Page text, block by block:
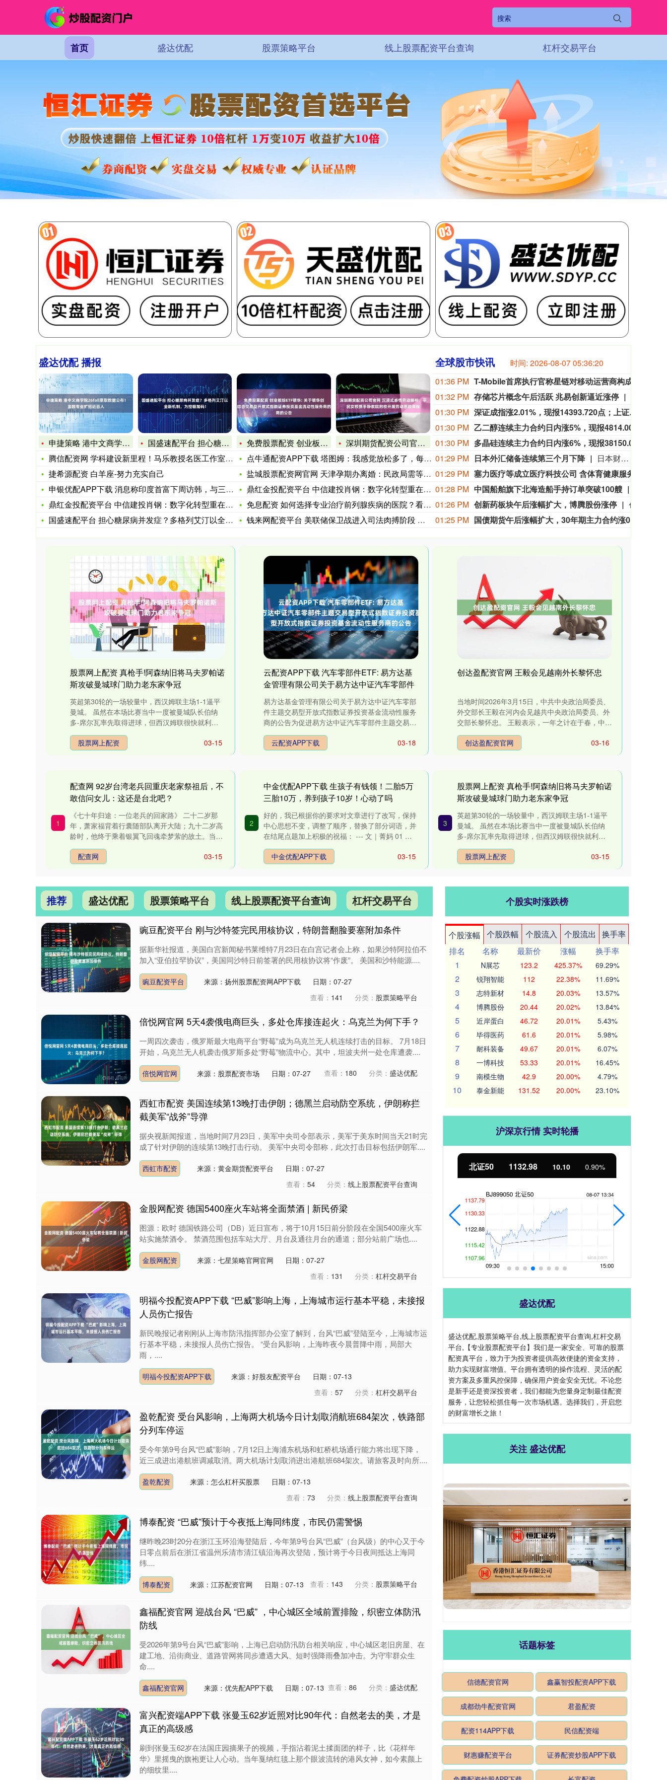
首页 盛达优配 股票策略平台 线上股票配资平台查询 杠杆交易平台
盛达优配 播报
申捷策略 港中文商学院26fall录取数据公布！金融专业扩招
国盛速配平台 担心糖尿病并发症？多格列艾汀以全新机制，为控糖
腾信配资网 学科建设新里程！马乐教授名医工作室在郑州科大男科
捷希源配资 白羊座-努力充实自己
申银优配APP下载 消息称印度首富下周访韩，与三星电子李在镕
鼎红金投配资平台 中信建投肖钢：数字化转型重在“转”，智能化
国盛速配平台 担心糖尿病并发症？多格列艾汀以全新机制，为控糖
免费股票配资 创业板综ETF银华: 关于银华创业板综合交易型
深圳期货配资公司官网 沉浸式感悟劳动精神，平民女校携手静教院
点牛通配资APP下载 塔图姆：我感觉放松多了，每场比赛有越来
盐城股票配资网官网 天津孕期办离婚：民政局需等30天冷静期吗
鼎红金投配资平台 中信建投肖钢：数字化转型重在“转”，智能化
免息配资 如何选择专业治疗前列腺疾病的医院？看这里！
钱来网配资平台 美联储保卫战进入司法肉搏阶段 法院成最后防线
全球股市快讯 时间: 2026-08-07 05:36:22
01:36 PM
01:32 PM 存储芯片概念午后活跃 兆易创新逼近涨停
01:30 PM
深证成指涨2.01%，现报14393.720点；上证指数涨0.71%，现报3928.044点；创业板指涨2.78%，现报3613.465点。
01:30 PM
01:30 PM
01:29 PM 日本外汇储备连续第三个月下降
日本财务省7日公布的数据显示，截至今年7月末，日本外汇储备约为1.29万亿美元，较6月末减少3.77亿美元，为连续第三个月下降。日本财务省表示，外汇储备减少的原因是美国国债收益率上升，导致日本持有的美国国债等债券市值下降。数据显示，截至7月末，日本外汇储备中的证券资产约为9273.32亿美元，较6月末减少12.5亿美元。由于日本政府和央行7月底干预日元汇率，外汇储备变化受到市场关注。日本财务省表示，从交易达成到结算需要数天时间。因此，7月底干预汇率的影响尚未反映在此次统计数据中。（新华社）
01:29 PM
01:28 PM 中国船舶旗下北海造船手持订单突破100艘
01:26 PM 创新药板块午后涨幅扩大，博腾股份涨停
01:25 PM
股票网上配资 真枪手!阿森纳旧将马夫罗帕诺
斯攻破曼城球门助力老东家争冠
英超第30轮的一场较量中，西汉姆联主场1-1逼平
曼城。 虽然在本场比赛当中一度被曼城队长伯纳
多-席尔瓦率先取得进球，但西汉姆联很快就利用
一次角球机会还以颜色，马....
03-15
股票网上配资
云配资APP下载 汽车零部件ETF: 易方达基
金管理有限公司关于易方达中证汽车零部件
主题交易型开放式指数证券投资基金流动性
服务商的公告
易方达基金管理有限公司关于易方达中证汽车零部
件主题交易型开放式指数证券投资基金流动性服务
商的公告为促进易方达中证汽车零部件主题交易型
开放式指数证券投资基金（以下....
03-18
云配资APP下载
创达盈配资官网 王毅会见越南外长黎怀忠
当地时间2026年3月15日，中共中央政治局委员、
外交部长王毅在河内会见越共中央政治局委员、外
交部长黎怀忠。 王毅表示，一年之计在于春，中方
在中国全国两会结束后....
03-16
创达盈配资官网
1
配查网 92岁台湾老兵回重庆老家祭祖后，不
敢信问女儿：这还是台北吧？
《七十年归途：一位老兵的回家路》 二十二岁那
年，萧家福背着行囊随部队离开大陆；九十二岁高
龄时，他终于乘着银翼飞回魂牵梦萦的故土。当飞
机降落在重庆江北国际机场，舷....
03-15
配查网
2
中金优配APP下载 生孩子有钱领！二胎5万
三胎10万，养到孩子10岁！心动了吗
好的，我已根据你的要求对文章进行了改写，保持
中心思想不变，调整了顺序，替换了部分词语，并
在结尾点题加上积极的祝福： --- 文｜菁妈 01 常
听老人们说“有人才....
03-15
中金优配APP下载
3
股票网上配资 真枪手!阿森纳旧将马夫罗帕诺
斯攻破曼城球门助力老东家争冠
英超第30轮的一场较量中，西汉姆联主场1-1逼平
曼城。 虽然在本场比赛当中一度被曼城队长伯纳
多-席尔瓦率先取得进球，但西汉姆联很快就利用
一次角球机会还以颜色，马....
03-15
股票网上配资
推荐 盛达优配 股票策略平台 线上股票配资平台查询 杠杆交易平台
豌豆配资平台 刚与沙特签完民用核协议，特朗普翻脸要塞附加条件
据新华社报道，美国白宫新闻秘书莱维特7月23日在白宫记者会上称，如果沙特阿拉伯不
加入“亚伯拉罕协议”，美国同沙特日前签署的民用核协议将“作废”。 美国和沙特能源....
豌豆配资平台 来源：扬州股票配资网APP下载
日期：07-27
查看： 141 分类： 股票策略平台
倍悦网官网 5天4袭俄电商巨头，多处仓库接连起火：乌克兰为何下手？
一周四次袭击，俄罗斯最大电商平台“野莓”成为乌克兰无人机连续打击的目标。 7月18日
开始，乌克兰无人机袭击俄罗斯多处“野莓”物流中心。其中，坦波夫州一处仓库遭袭....
倍悦网官网 来源：股票配资市场 日期：07-27 查看： 180 分类： 盛达优配
西虹市配资 美国连续第13晚打击伊朗；德黑兰启动防空系统，伊朗称拦
截美军“战斧”导弹
据央视新闻报道，当地时间7月23日，美军中央司令部表示，美军于美东时间当天21时完
成了针对伊朗的连续第13晚打击行动。 美军中央司令部称，此次打击目标包括伊朗军....
西虹市配资 来源：黄金期货配资平台
日期：07-27
查看： 54 分类： 线上股票配资平台查询
金股网配资 德国5400座火车站将全面禁酒 | 新民侨梁
图源：欧时 德国铁路公司（DB）近日宣布，将于10月15日前分阶段在全国5400座火车
站实施禁酒令。 禁酒范围包括车站大厅、月台及通往月台的通道；部分站前广场也....
金股网配资 来源：七星策略官网官网
日期：07-27
查看： 131 分类： 杠杆交易平台
明福今投配资APP下载 “巴威”影响上海，上海城市运行基本平稳，未接报
人员伤亡报告
新民晚报记者刚刚从上海市防汛指挥部办公室了解到，台风“巴威”登陆至今，上海城市运
行基本平稳，未接报人员伤亡报告。 “受台风影响，上海昨夜今晨普降中雨，局部大
雨，....
明福今投配资APP下载 来源：好股友配资平台
日期：07-13
查看： 57 分类： 杠杆交易平台
盈乾配资 受台风影响，上海两大机场今日计划取消航班684架次，铁路部
分列车停运
受今年第9号台风“巴威”影响，7月12日上海浦东机场和虹桥机场通行能力将出现下降，
近三成进出港航班调减取消。两大机场计划取消进出港航班684架次。请旅客及时向所....
盈乾配资 来源：怎么杠杆买股票
日期：07-13
查看： 73 分类： 线上股票配资平台查询
博泰配资 “巴威”预计于今夜抵上海同纬度，市民仍需警惕
继昨晚23时20分在浙江玉环沿海登陆后，今年第9号台风“巴威”（台风级）的中心又于今
日零点前后在浙江省温州乐清市清江镇沿海再次登陆，预计将于今日夜间抵达上海同
纬....
博泰配资 来源：江苏配资官网 日期：07-13 查看： 143 分类： 股票策略平台
鑫福配资官网 迎战台风 “巴威” ，中心城区全域前置排险，织密立体防汛
防线
受2026年第9号台风“巴威”影响，上海已启动防汛防台相关响应，中心城区老旧房屋、在
建工地、沿街商业、道路管网将同步遭遇大风、短时强降雨叠加冲击。为守牢群众生
命....
鑫福配资官网 来源：优先配APP下载 日期：07-13 查看： 86 分类： 盛达优配
富兴配资端APP下载 张曼玉62岁近照对比90年代：自然老去的美，才是
真正的高级感
刷到张曼玉62岁在法国庄园摘果子的视频，手指沾着泥土揉面团的样子，比《花样年
华》里摇曳的旗袍更让人心动。当年戛纳红毯上那个眼波流转的港风女神，如今素颜上
的细纹里....
个股实时涨跌榜
个股涨幅 个股跌幅 个股流入 个股流出
换手率
排名
名称 最新价 涨幅
换手率
1
N展芯 123.2 425.37% 69.29%
2 锐翔智能 112 22.38% 11.69%
3 志特新材 14.8 20.03% 13.57%
4 博腾股份 20.44 20.02% 13.84%
5 近岸蛋白 46.72 20.01% 5.43%
6 毕得医药 61.6 20.01% 5.98%
7 耐科装备 49.67 20.01% 6.07%
8 一博科技 53.33 20.01% 16.45%
9 南模生物 42.9 20.00% 4.79%
10 泰金新能 131.52 20.00% 23.10%
沪深京行情 实时轮播
0.75% 深证成指 14388.97 278.85 1.98% 沪深300 4704.61 北证50 1132.98 10.10 0.90%
盛达优配
盛达优配,股票策略平台,线上股票配资平台查询,杠杆交易
平台,【专业股票配资平台】我们是一家安全、可靠的股票
配资真平台，致力于为投资者提供高效便捷的资金支持，
助力实现财富增值。平台拥有透明的操作流程、灵活的配
资方案及多重风控保障，确保用户资金安全无忧。不论您
是新手还是资深投资者，我们都能为您量身定制最佳配资
服务，让您轻松抓住每一次市场机遇。选择我们，开启您
的财富增长之旅！
关注 盛达优配
话题标签
信德配资官网 鑫赢智投配资APP下载
成都劲牛配资官网 君盈配资
配资114APP下载 民信配资端
财惠赚配资平台 证券配资炒股APP下载